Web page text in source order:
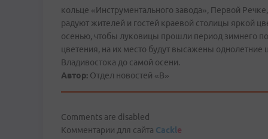
кольце «Инструментального завода», Первой
радуют жителей и гостей краевой столицы яркой
осенью, чтобы луковицы прошли период зимнего
цветения, на их место будут высажены однолетние
Владивостока до самой осени.
Автор: Отдел новостей «В»
Comments are disabled
Комментарии для сайта Cackle